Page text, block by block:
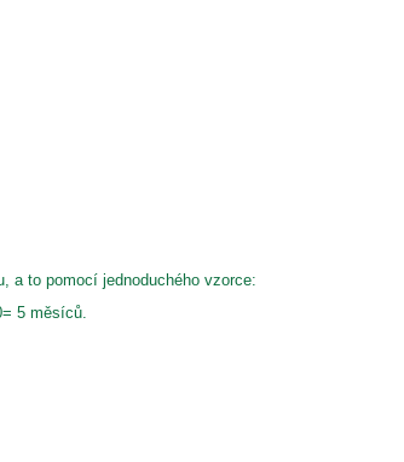
a to pomocí jednoduchého vzorce:
5 měsíců.